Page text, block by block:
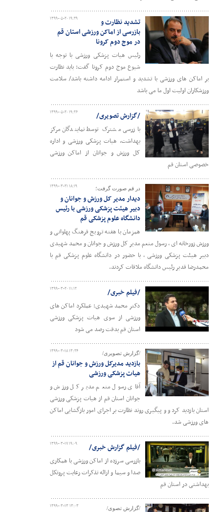
۱۳۹۹-۰۵-۲۰ ۱۹:۲۹
تشدید نظارت و
بازرسی از اماکن ورزشی استان قم
در موج دوم کرونا
رئیس هیات پزشکی ورزشی با توجه با
شیوع موج دوم کرونا گفت: باید نظارت
بر اماکن های ورزشی با تشدید و استمرار ادامه داشته باشد/ سلامت
ورزشکاران اولیت اول ما می باشد
۱۳۹۹-۰۵-۲۰ ۱۹:۲۶ /گزارش تصویری/
بازرسی مشترک توسط نمایندگان مرکز
بهداشت، هیات پزشکی ورزشی و اداره
کل ورزش و جوانان از اماکن ورزشی
خصوصی استان قم
۱۳۹۹-۰۳-۲۱ ۱۸:۱۹ در قم صورت گرفت؛
دیدار مدیر کل ورزش و جوانان و
دبیر هیئت پزشکی ورزشی با رئیس
دانشگاه علوم پزشکی قم
همزمان با هفته ترویج فرهنگ پهلوانی و
ورزش زورخانه ای ، رسول منعم مدیر کل ورزش و جوانان و محمد شهیدی
دبیر هیئت پزشکی ورزشی ، با حضور در دانشگاه علوم پزشکی قم با
محمدرضا قدیر رئیس دانشگاه ملاقات کردند.
۱۳۹۹-۰۳-۲۰ ۱۱:۱۲ /فیلم خبری/
دکتر محمد شهیدی: عملکرد اماکن های
ورزشی از سوی هیات پزشکی ورزشی
استان قم بدقت رصد می شود
۱۳۹۹-۰۳-۱۸ ۱۳:۲۴ /گزارش تصویری/
بازدید مدیرکل ورزش و جوانان قم از
هیات پزشکی ورزشی
آقای رسول منعم مدیر کل ورزش و
جوانان استان قم از هیات پزشکی ورزشی
استان بازدید کرد و و پیگیری روند نظارت بر اجرای امور بازگشایی اماکن
های ورزشی شد.
۱۳۹۹-۰۳-۱۷ ۱۹:۰۹ /فیلم گزارش خبری/
بازرسی سرزده از اماکن ورزشی با همکاری
صدا و سیما و ارائه تذکرات رعایت پروتکل
بهداشتی در استان قم
۱۳۹۹-۰۳-۱۳ ۱۳:۰۳ /گزارش تصوی/